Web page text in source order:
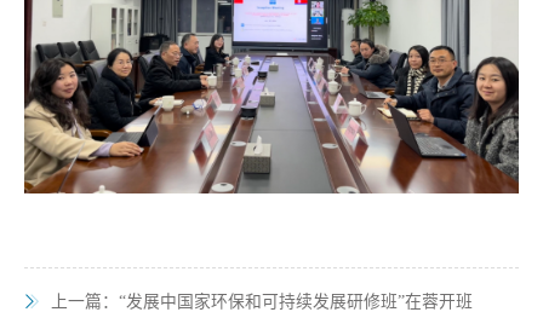
上一篇：“发展中国家环保和可持续发展研修班”在蓉开班